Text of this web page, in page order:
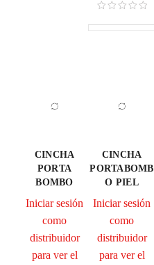
CINCHA
PORTA
BOMBO
Iniciar sesión
como
distribuidor
para ver el
CINCHA
PORTABOMB
O PIEL
Iniciar sesión
como
distribuidor
para ver el